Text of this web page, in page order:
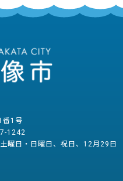
番1号
1242
曜日・日曜日、祝日、12月29日